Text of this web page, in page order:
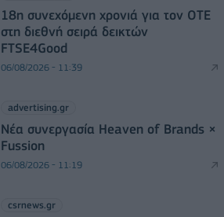
18η συνεχόμενη χρονιά για τον ΟΤΕ
στη διεθνή σειρά δεικτών
FTSE4Good
06/08/2026 - 11:39
advertising.gr
Νέα συνεργασία Heaven of Brands ×
Fussion
06/08/2026 - 11:19
csrnews.gr